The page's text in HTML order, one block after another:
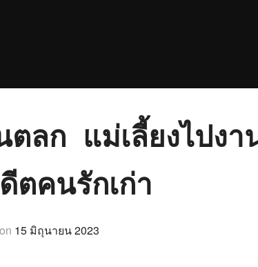
ตลก แม่เลี้ยงไปง
ตคนรักเก่า
on Posted
15 มิถุนายน 2023